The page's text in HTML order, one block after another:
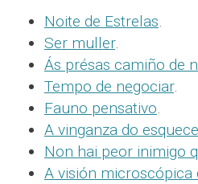
Noite de Estrelas.
Ser muller.
Ás présas camiño de
Tempo de negociar.
Fauno pensativo.
A vinganza do
Non hai peor inimigo
A visión